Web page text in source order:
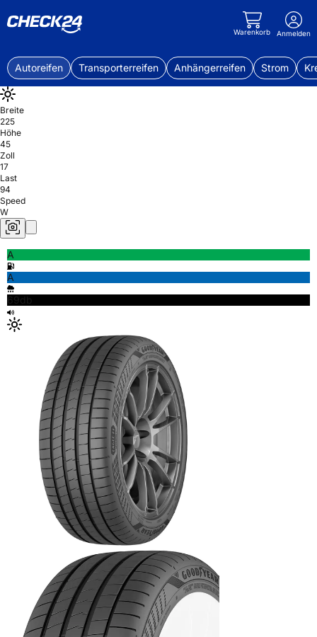
Warenkorb Anmelden
Autoreifen Transporterreifen Anhängerreifen Strom
Breite
225
Höhe
45
Zoll
17
Last
94
Speed
W
A
A
69db